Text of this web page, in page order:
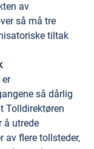
av
så må tre
tiltak
er
så dårlig
Tolldirektøren
å utrede
av flere tollsteder,